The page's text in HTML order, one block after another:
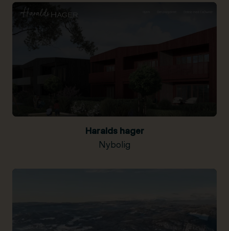
Haralds hager
Nybolig